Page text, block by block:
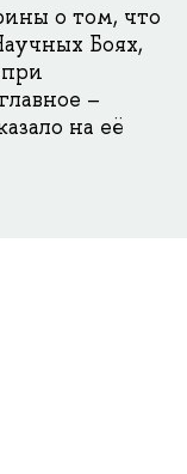
о том, что
Боях,
–
на её